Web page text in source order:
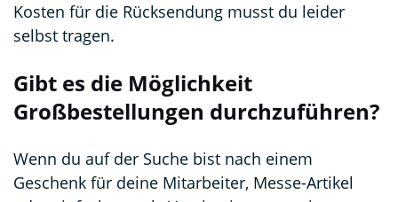
Kosten für die Rücksendung musst du leider
selbst tragen.
Gibt es die Möglichkeit
Großbestellungen durchzuführen?
Wenn du auf der Suche bist nach einem
Geschenk für deine Mitarbeiter, Messe-Artikel